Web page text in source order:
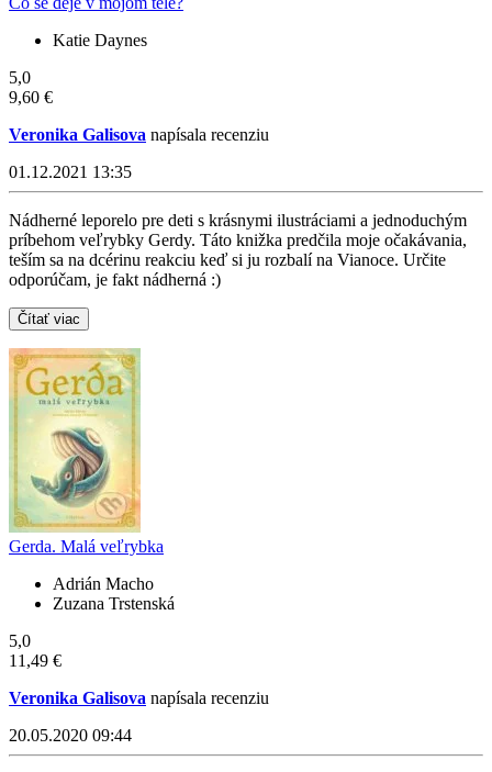
Katie Daynes
5,0
9,60 €
Veronika Galisova napísala recenziu
01.12.2021 13:35
Nádherné leporelo pre deti s krásnymi ilustráciami a jednoduchým
príbehom veľrybky Gerdy. Táto knižka predčila moje očakávania,
teším sa na dcérinu reakciu keď si ju rozbalí na Vianoce. Určite
odporúčam, je fakt nádherná :)
Čítať viac
Gerda. Malá veľrybka
Adrián Macho
Zuzana Trstenská
5,0
11,49 €
Veronika Galisova napísala recenziu
20.05.2020 09:44